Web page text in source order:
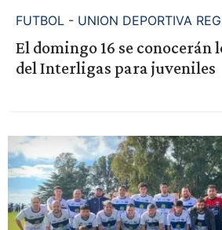
FUTBOL - UNION DEPORTIVA
El domingo 16 se conocerán
del Interligas para juveniles